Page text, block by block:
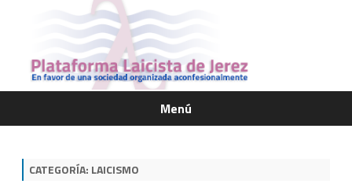
Menú
Saltar
CATEGORÍA: LAICISMO